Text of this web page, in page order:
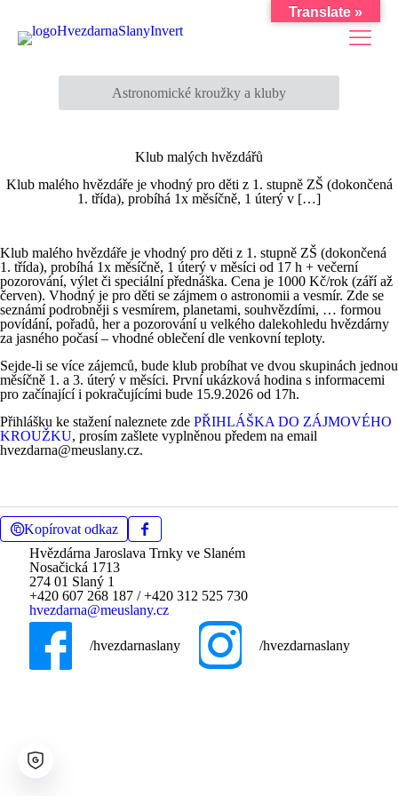
Astronomické kroužky a kluby
Klub malých hvězdářů
Klub malého hvězdáře je vhodný pro děti z 1. stupně ZŠ (dokončená
1. třída), probíhá 1x měsíčně, 1 úterý v […]
Klub malého hvězdáře je vhodný pro děti z 1. stupně ZŠ (dokončená
1. třída), probíhá 1x měsíčně, 1 úterý v měsíci od 17 h + večerní
pozorování, výlet či speciální přednáška. Cena je 1000 Kč/rok (září až
červen). Vhodný je pro děti se zájmem o astronomii a vesmír. Zde se
seznámí podrobněji s vesmírem, planetami, souhvězdími, … formou
povídání, pořadů, her a pozorování u velkého dalekohledu hvězdárny
za jasného počasí – vhodné oblečení dle venkovní teploty.
Sejde-li se více zájemců, bude klub probíhat ve dvou skupinách jednou
měsíčně 1. a 3. úterý v měsíci. První ukázková hodina s informacemi
pro začínající i pokračujícími bude 15.9.2026 od 17h.
Přihlášku ke stažení naleznete zde PŘIHLÁŠKA DO ZÁJMOVÉHO
KROUŽKU, prosím zašlete vyplněnou předem na email
hvezdarna@meuslany.cz.
Kopírovat odkaz
Hvězdárna Jaroslava Trnky ve Slaném
Nosačická 1713
274 01 Slaný 1
+420 607 268 187 /+420 312 525 730
hvezdarna@meuslany.cz
/hvezdarnaslany /hvezdarnaslany
Translate »